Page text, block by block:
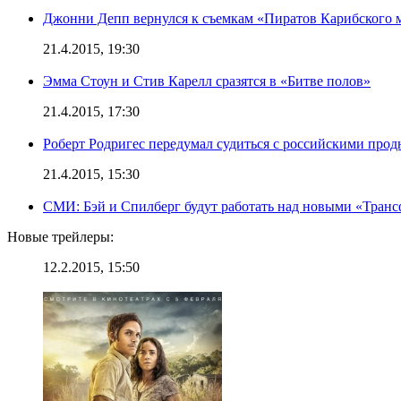
Джонни Депп вернулся к съемкам «Пиратов Карибского
21.4.2015, 19:30
Эмма Стоун и Стив Карелл сразятся в «Битве полов»
21.4.2015, 17:30
Роберт Родригес передумал судиться с российскими
21.4.2015, 15:30
СМИ: Бэй и Спилберг будут работать над новыми
Новые трейлеры:
12.2.2015, 15:50